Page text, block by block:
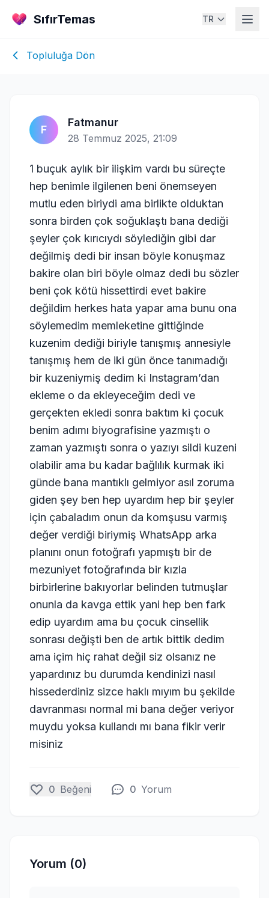
SıfırTemas TR
Topluluğa Dön
F
Fatmanur
28 Temmuz 2025, 21:09
1 buçuk aylık bir ilişkim vardı bu süreçte
hep benimle ilgilenen beni önemseyen
mutlu eden biriydi ama birlikte olduktan
sonra birden çok soğuklaştı bana dediği
şeyler çok kırıcıydı söylediğin gibi dar
değilmiş dedi bir insan böyle konuşmaz
bakire olan biri böyle olmaz dedi bu sözler
beni çok kötü hissettirdi evet bakire
değildim herkes hata yapar ama bunu ona
söylemedim memleketine gittiğinde
kuzenim dediği biriyle tanışmış annesiyle
tanışmış hem de iki gün önce tanımadığı
bir kuzeniymiş dedim ki Instagram’dan
ekleme o da ekleyeceğim dedi ve
gerçekten ekledi sonra baktım ki çocuk
benim adımı biyografisine yazmıştı o
zaman yazmıştı sonra o yazıyı sildi kuzeni
olabilir ama bu kadar bağlılık kurmak iki
günde bana mantıklı gelmiyor asıl zoruma
giden şey ben hep uyardım hep bir şeyler
için çabaladım onun da komşusu varmış
değer verdiği biriymiş WhatsApp arka
planını onun fotoğrafı yapmıştı bir de
mezuniyet fotoğrafında bir kızla
birbirlerine bakıyorlar belinden tutmuşlar
onunla da kavga ettik yani hep ben fark
edip uyardım ama bu çocuk cinsellik
sonrası değişti ben de artık bittik dedim
ama içim hiç rahat değil siz olsanız ne
yapardınız bu durumda kendinizi nasıl
hissederdiniz sizce haklı mıyım bu şekilde
davranması normal mi bana değer veriyor
muydu yoksa kullandı mı bana fikir verir
misiniz
0 Beğeni 0 Yorum
Yorum (0)